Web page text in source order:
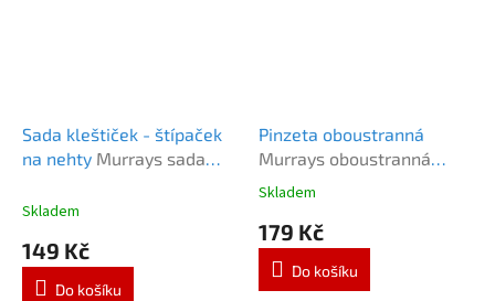
Sada kleštiček - štípaček
na nehty Murrays sada
Skladem
149 Kč
Do košíku
Pinzeta oboustranná
Murrays oboustranná
pinzeta
Průměrné
produktu
5,0
Skladem
179 Kč
Do košíku